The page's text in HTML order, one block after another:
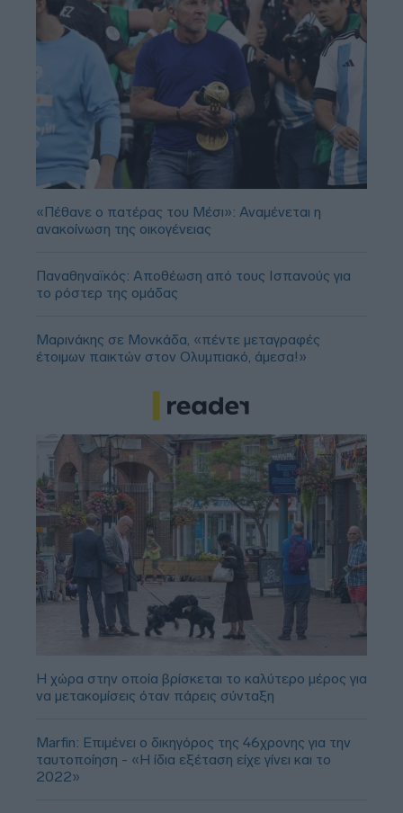
«Πέθανε ο πατέρας του Μέσι»: Αναμένεται η
ανακοίνωση της οικογένειας
Παναθηναϊκός: Αποθέωση από τους Ισπανούς για
το ρόστερ της ομάδας
Μαρινάκης σε Μονκάδα, «πέντε μεταγραφές
έτοιμων παικτών στον Ολυμπιακό, άμεσα!»
Η χώρα στην οποία βρίσκεται το καλύτερο μέρος για
να μετακομίσεις όταν πάρεις σύνταξη
Marfin: Επιμένει ο δικηγόρος της 46χρονης για την
ταυτοποίηση - «Η ίδια εξέταση είχε γίνει και το
2022»